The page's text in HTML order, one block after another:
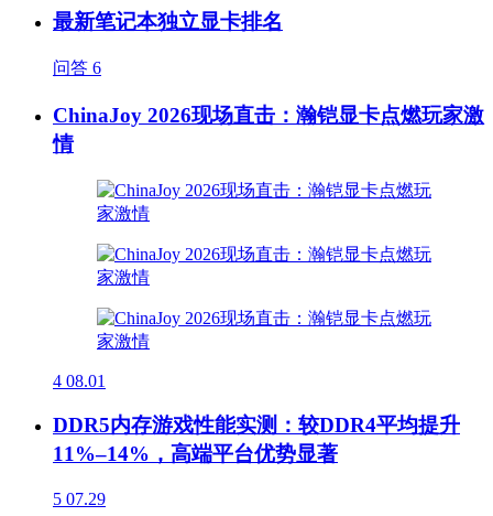
最新笔记本独立显卡排名
问答 6
ChinaJoy 2026现场直击：瀚铠显卡点燃玩家激
情
4 08.01
DDR5内存游戏性能实测：较DDR4平均提升
11%–14%，高端平台优势显著
5 07.29